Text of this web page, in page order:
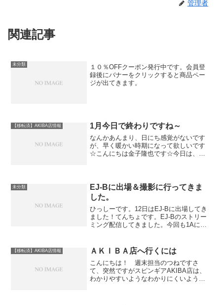
管理者
関連記事
未分類
１０％OFFクーポン発行中です。会員登
録後にバナーをクリックすると商品ペー
ジが出てきます。
【移転済】AKIBA店情報 1月今日で終わりですね～
なんかあんまり、日にち感覚がないです
が、早く暖かい時期になって欲しいです
☆こんにちは金子隆也です☆今日は、火
のはデイルマイヤバーグ氏...
未分類
EJ-Bに出場＆撮影に行ってきま
した。
ひっしーです。12日はEJ-Bに出場してき
ました！てんちょです。EJ-Bのストリー
ミング配信してきました。今回も1Aにエ
ずーっとやってるんですがこれがまたな
【移転済】AKIBA店情報 ＡＫＩＢＡ店へ行くには
こんにちは！ 週末担当のつねですさ
て、突然ですがスピンギアAKIBA店は、
わかりやすいようなわかりにくいような